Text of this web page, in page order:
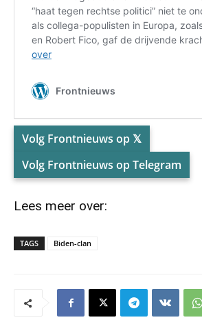
Volg Frontnieuws op 𝕏
Volg Frontnieuws op Telegram
Lees meer over:
TAGS Biden-clan